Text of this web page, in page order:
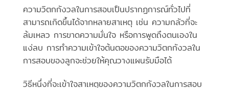
ความวิตกกังวลในการสอบเป็นปรากฏการณ์ทั่วไปที่
สามารถเกิดขึ้นได้จากหลายสาเหตุ เช่น ความกลัวที่จะ
ล้มเหลว การขาดความมั่นใจ หรือการพูดถึงตนเองใน
แง่ลบ การทำความเข้าใจต้นตอของความวิตกกังวลใน
การสอบของลูกจะช่วยให้คุณวางแผนรับมือได้
วิธีหนึ่งที่จะเข้าใจสาเหตุของความวิตกกังวลในการสอบ